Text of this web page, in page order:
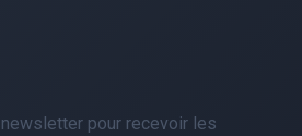
pour recevoir les